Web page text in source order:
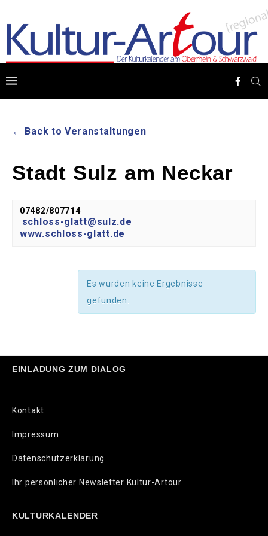
← Back to Veranstaltungen
Stadt Sulz am Neckar
07482/807714
schloss-glatt@sulz.de
www.schloss-glatt.de
Es wurden keine Ergebnisse
gefunden.
EINLADUNG ZUM DIALOG
Kontakt
Impressum
Datenschutzerklärung
Ihr persönlicher Newsletter Kultur-Artour
KULTURKALENDER